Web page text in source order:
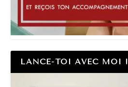
LANCE-TOI AVEC MOI !